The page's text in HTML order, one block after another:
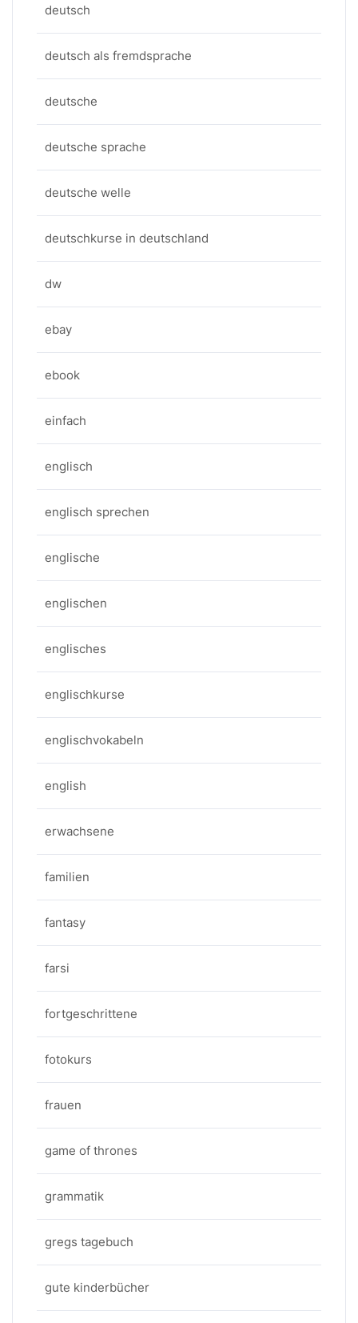
deutsch
deutsch als fremdsprache
deutsche
deutsche sprache
deutsche welle
deutschkurse in deutschland
dw
ebay
ebook
einfach
englisch
englisch sprechen
englische
englischen
englisches
englischkurse
englischvokabeln
english
erwachsene
familien
fantasy
farsi
fortgeschrittene
fotokurs
frauen
game of thrones
grammatik
gregs tagebuch
gute kinderbücher